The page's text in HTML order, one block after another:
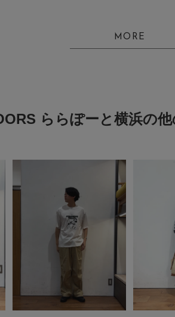
MORE
ららぽーと横浜の